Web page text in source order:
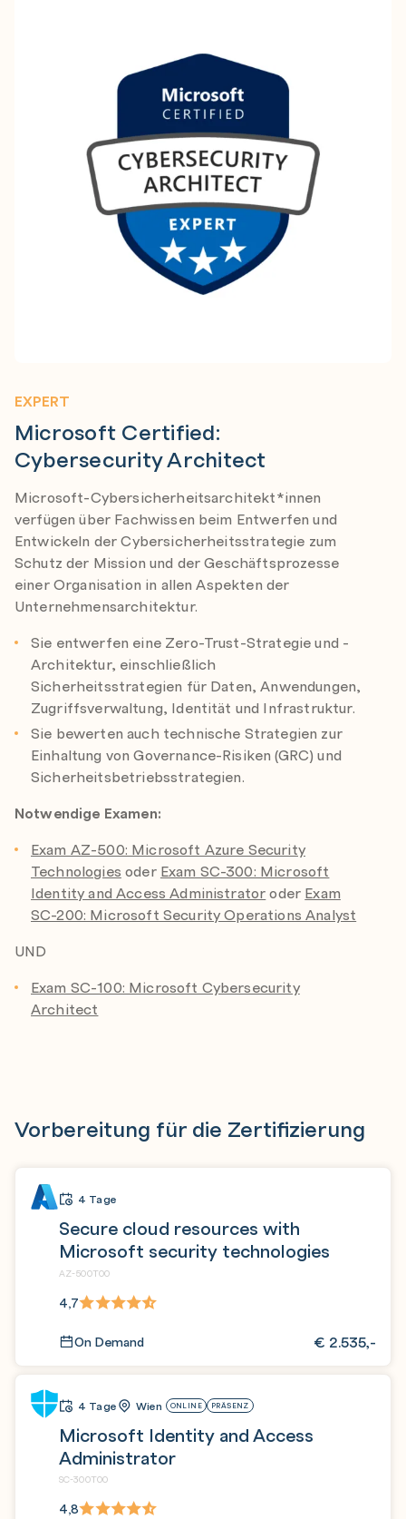
EXPERT
Microsoft Certified:
Cybersecurity Architect
Microsoft-Cybersicherheitsarchitekt*innen
verfügen über Fachwissen beim Entwerfen und
Entwickeln der Cybersicherheitsstrategie zum
Schutz der Mission und der Geschäftsprozesse
einer Organisation in allen Aspekten der
Unternehmensarchitektur.
Sie entwerfen eine Zero-Trust-Strategie und -
Architektur, einschließlich
Sicherheitsstrategien für Daten, Anwendungen,
Zugriffsverwaltung, Identität und Infrastruktur.
Sie bewerten auch technische Strategien zur
Einhaltung von Governance-Risiken (GRC) und
Sicherheitsbetriebsstrategien.
Notwendige Examen:
Exam AZ-500: Microsoft Azure Security
Technologies oder Exam SC-300: Microsoft
Identity and Access Administratoroder Exam
SC-200: Microsoft Security Operations Analyst
UND
Exam SC-100: Microsoft Cybersecurity
Architect
Vorbereitung für die Zertifizierung
4 Tage
Secure cloud resources with
Microsoft security technologies
AZ-500T00
4,7
On Demand € 2.535,-
4 Tage Wien ONLINE PRÄSENZ
Microsoft Identity and Access
Administrator
SC-300T00
4,8